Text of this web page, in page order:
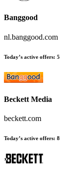
Banggood
nl.banggood.com
Today’s active offers: 5
Beckett Media
beckett.com
Today’s active offers: 8